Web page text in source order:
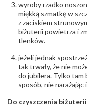
wyroby rzadko
miękką szmatkę w
z zaciskiem
biżuterii powietrza i
tlenków.
jeżeli jednak
tak trwały, że nie
do jubilera. Tylko tam
sposób, nie narażając
Do czyszczenia